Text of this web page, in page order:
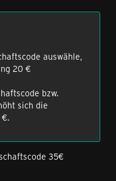
auswähle,
20 €
bzw.
sich die
35€